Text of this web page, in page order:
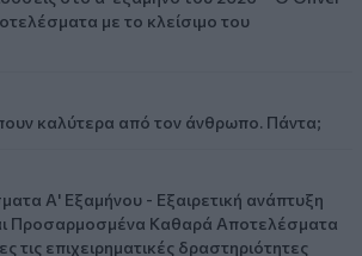
με το κλείσιμο του
καλύτερα από τον άνθρωπο. Πάντα;
Α' Εξαμήνου - Εξαιρετική ανάπτυξη
Προσαρμοσμένα Καθαρά Αποτελέσματα
τις επιχειρηματικές δραστηριότητες